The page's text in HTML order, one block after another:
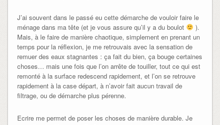
J’ai souvent dans le passé eu cette démarche de vouloir faire le
ménage dans ma tête (et je vous assure qu’il y a du boulot
).
Mais, à le faire de manière chaotique, simplement en prenant un
temps pour la réflexion, je me retrouvais avec la sensation de
remuer des eaux stagnantes : ça fait du bien, ça bouge certaines
choses… mais une fois que l’on arrête de touiller, tout ce qui est
remonté à la surface redescend rapidement, et l’on se retrouve
rapidement à la case départ, à n’avoir fait aucun travail de
filtrage, ou de démarche plus pérenne.
Ecrire me permet de poser les choses de manière durable. Je